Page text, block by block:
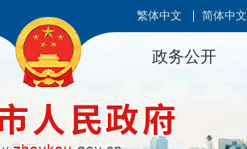
繁体中文 简体中文
政务公开